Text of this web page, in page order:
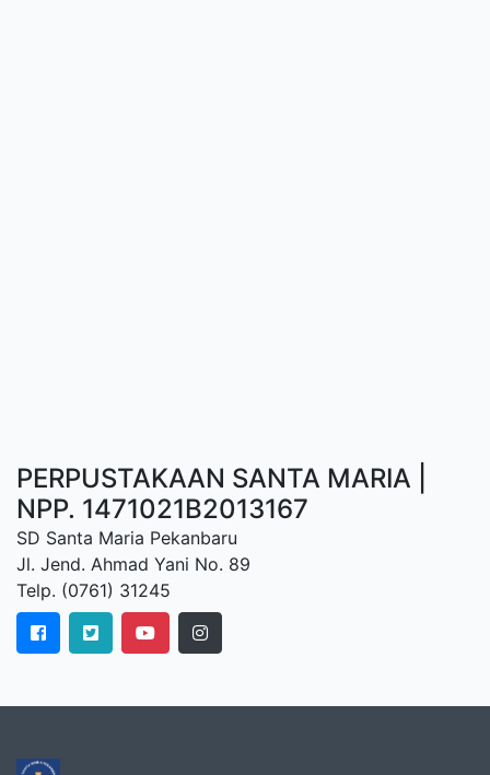
PERPUSTAKAAN SANTA MARIA |
NPP. 1471021B2013167
SD Santa Maria Pekanbaru
Jl. Jend. Ahmad Yani No. 89
Telp. (0761) 31245